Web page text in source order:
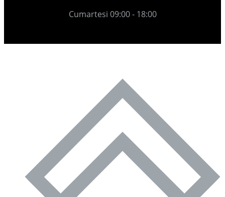
Cumartesi 09:00 - 18:00